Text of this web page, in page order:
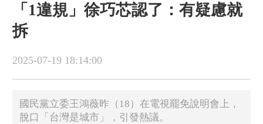
「1違規」徐巧芯認了：有疑慮就
拆
2025-07-19 18:14:00
國民黨立委王鴻薇昨（18）在電視罷免說明會上，
脫口「台灣是城市」，引發熱議。